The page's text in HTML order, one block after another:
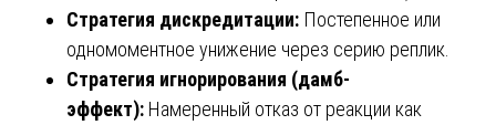
Стратегия дискредитации: Постепенное или
одномоментное унижение через серию реплик.
Стратегия игнорирования (дамб-
эффект): Намеренный отказ от реакции как